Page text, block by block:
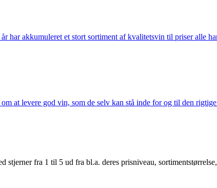
har akkumuleret et stort sortiment af kvalitetsvin til priser alle
at levere god vin, som de selv kan stå inde for og til den
stjerner fra 1 til 5 ud fra bl.a. deres prisniveau,